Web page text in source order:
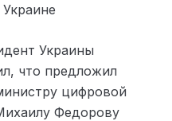
Украины
что предложил
цифровой
Федорову